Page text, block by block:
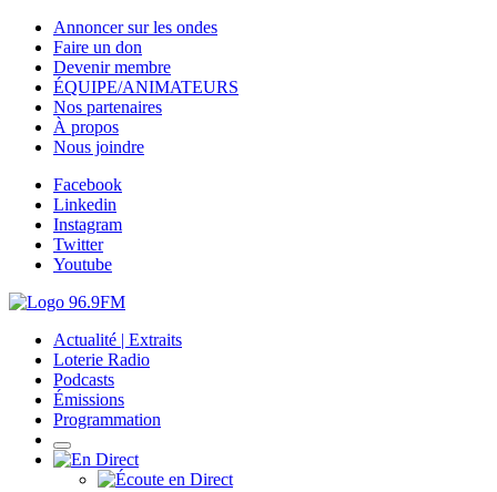
Annoncer sur les ondes
Faire un don
Devenir membre
ÉQUIPE/ANIMATEURS
Nos partenaires
À propos
Nous joindre
Facebook
Linkedin
Instagram
Twitter
Youtube
Actualité | Extraits
Loterie Radio
Podcasts
Émissions
Programmation